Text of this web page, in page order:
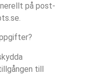
på post-
till